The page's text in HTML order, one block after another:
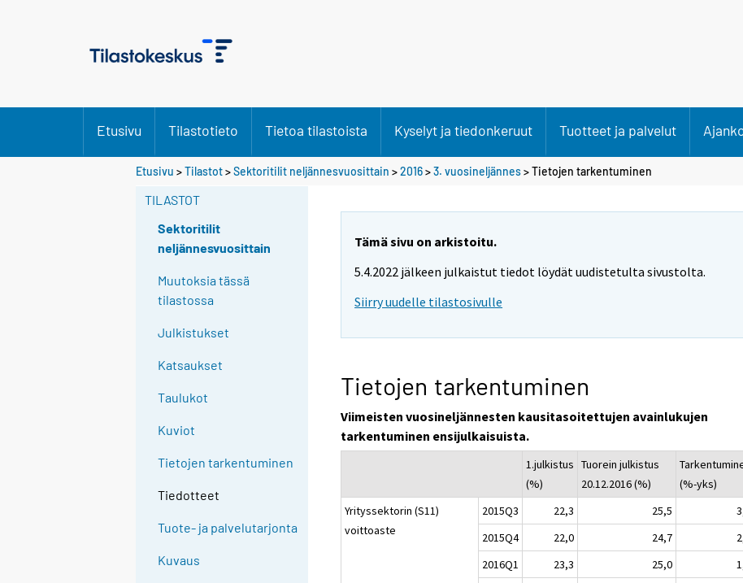
Etusivu Tilastotieto Tietoa tilastoista Kyselyt ja tiedonkeruut Tuotteet ja palvelut
Etusivu >Tilastot>Sektoritilit neljännesvuosittain >2016>3. vuosineljännes> Tietojen tarkentuminen
TILASTOT
Sektoritilit
neljännesvuosittain
Muutoksia tässä
tilastossa
Julkistukset
Katsaukset
Taulukot
Kuviot
Tietojen tarkentuminen
Tiedotteet
Tuote- ja palvelutarjonta
Kuvaus
Tämä sivu on arkistoitu.
5.4.2022 jälkeen julkaistut tiedot löydät uudistetulta sivustolta.
Siirry uudelle tilastosivulle
Tietojen tarkentuminen
Viimeisten vuosineljännesten kausitasoitettujen avainlukujen
tarkentuminen ensijulkaisuista.
1.julkistus
(%)
Tuorein julkistus
20.12.2016 (%)
(%-yks)
Yrityssektorin (S11)
voittoaste
2015Q3 22,3 25,5
2015Q4
22,0 24,7
2016Q1
23,3 25,0